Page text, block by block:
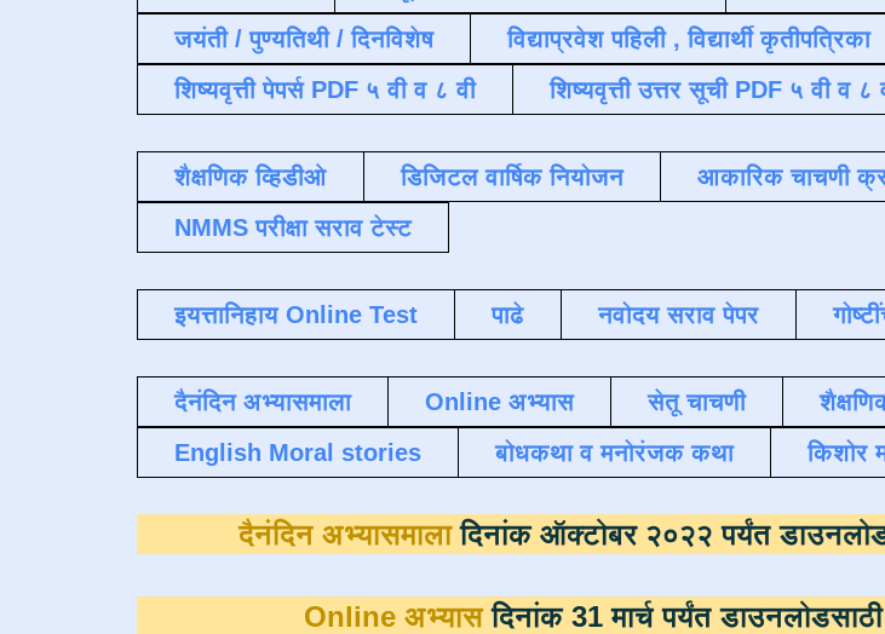
जयंती / पुण्यतिथी / दिनविशेष
विद्याप्रवेश पहिली , विद्यार्थी कृतीपत्रिका
शिष्यवृत्ती पेपर्स PDF ५ वी व ८ वी
शिष्यवृत्ती उत्तर सूची PDF ५ वी व ८
शैक्षणिक व्हिडीओ डिजिटल वार्षिक नियोजन आकारिक चाचणी
NMMS परीक्षा सराव टेस्ट
इयत्तानिहाय Online Test पाढे नवोदय सराव पेपर
दैनंदिन अभ्यासमाला Online अभ्यास सेतू चाचणी
English Moral stories
बोधकथा व मनोरंजक कथा किशोर
दैनंदिन अभ्यासमालादिनांक ऑक्टोबर २०२२
Online अभ्यासदिनांक 31 मार्च पर्यंत डाउनलोडसाठी उपलब्ध ,